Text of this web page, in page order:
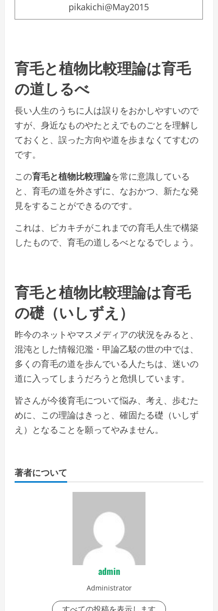
pikakichi@May2015
育毛と植物比較理論は育毛
の道しるべ
長い人生のうちに人は誤りをおかしやすいので
すが、身近なものやたとえでものごとを理解し
ておくと、誤った方向や道を歩まなくてすむの
です。
この育毛と植物比較理論を常に意識している
と、育毛の道を外さずに、なおかつ、新たな発
見をすることができるのです。
これは、ピカキチがこれまでの育毛人生で構築
したもので、育毛の道しるべとなるでしょう。
育毛と植物比較理論は育毛
の礎（いしずえ）
昨今のネットやマスメディアの状況をみると、
混沌とした情報氾濫・甲論乙駁の世の中では、
多くの育毛の道を歩んでいる人たちは、迷いの
道に入ってしまうだろうと危惧しています。
皆さんが今後育毛について悩み、考え、歩むた
めに、この理論はきっと、確固たる礎（いしず
え）となることを願ってやみません。
著者について
admin
Administrator